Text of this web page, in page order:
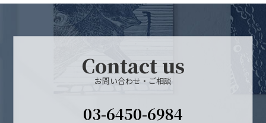
Contact us
お問い合わせ・ご相談
03-6450-6984